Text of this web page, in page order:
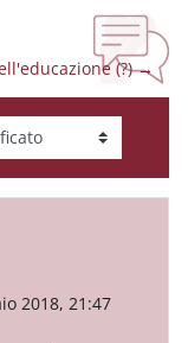
(?) →
2018, 21:47